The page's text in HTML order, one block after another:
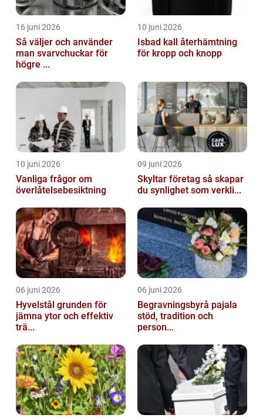
16 juni 2026
Så väljer och använder
man svarvchuckar för
högre ...
10 juni 2026
Isbad kall återhämtning
för kropp och knopp
10 juni 2026
Vanliga frågor om
överlåtelsebesiktning
09 juni 2026
Skyltar företag så skapar
du synlighet som verkli...
06 juni 2026
Hyvelstål grunden för
jämna ytor och effektiv
trä...
06 juni 2026
Begravningsbyrå pajala
stöd, tradition och
person...